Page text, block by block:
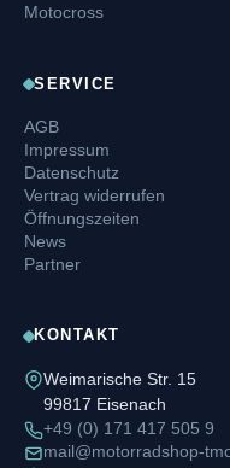
Motocross
SERVICE
AGB
Impressum
Datenschutz
Vertrag widerrufen
Öffnungszeiten
News
Partner
KONTAKT
Weimarische Str. 15
99817 Eisenach
+49 (0) 171 417 505 9
mail@motorradshop-